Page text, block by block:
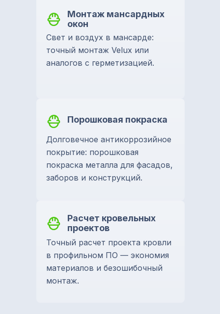
Монтаж мансардных
окон
Свет и воздух в мансарде:
точный монтаж Velux или
аналогов с герметизацией.
Порошковая покраска
Долговечное антикоррозийное
покрытие: порошковая
покраска металла для фасадов,
заборов и конструкций.
Расчет кровельных
проектов
Точный расчет проекта кровли
в профильном ПО — экономия
материалов и безошибочный
монтаж.